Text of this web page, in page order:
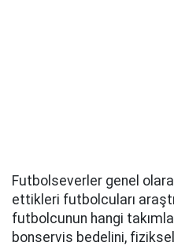
Futbolseverler genel
ettikleri futbolcuları
futbolcunun hangi
bonservis bedelini,